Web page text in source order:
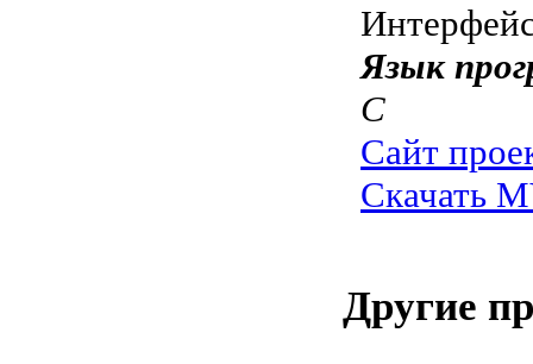
Язык
C
Сайт
Скачать
Другие